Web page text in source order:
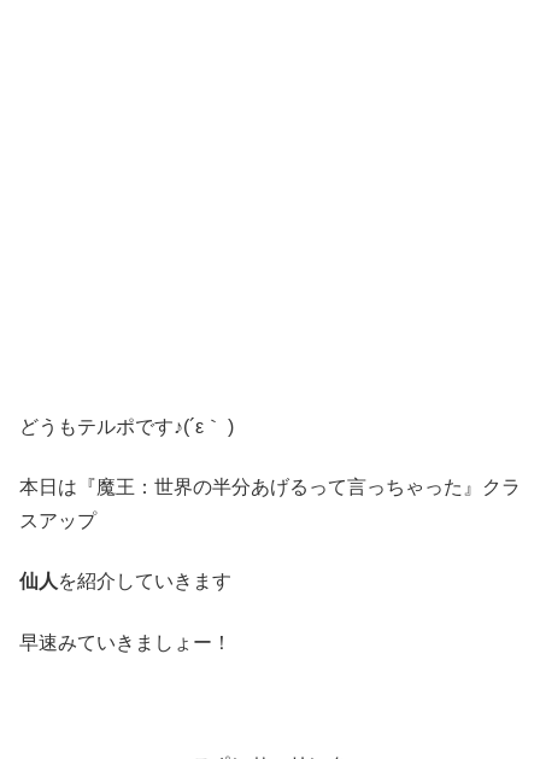
どうもテルポです♪(´ε｀ )
本日は『魔王：世界の半分あげるって言っちゃった』クラ
スアップ
仙人 を紹介していきます
早速みていきましょー！